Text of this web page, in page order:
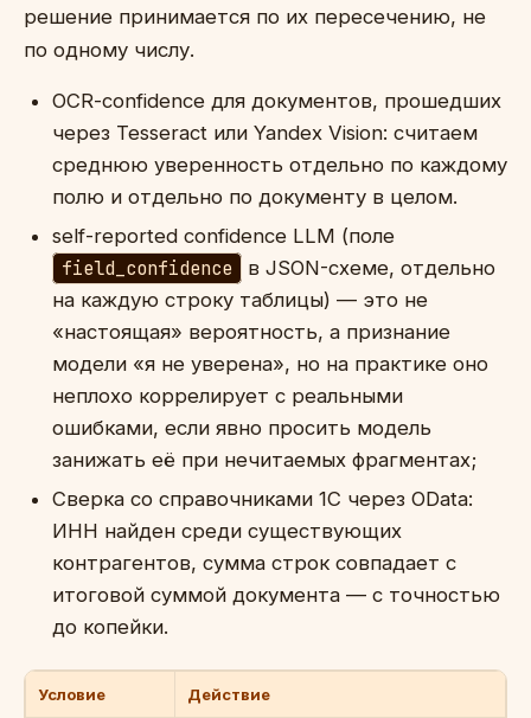
решение принимается по их пересечению, не
по одному числу.
OCR-confidence для документов, прошедших
через Tesseract или Yandex Vision: считаем
среднюю уверенность отдельно по каждому
полю и отдельно по документу в целом.
self-reported confidence LLM (поле
field_confidence
в JSON-схеме, отдельно
на каждую строку таблицы) — это не
«настоящая» вероятность, а признание
модели «я не уверена», но на практике оно
неплохо коррелирует с реальными
ошибками, если явно просить модель
занижать её при нечитаемых фрагментах;
Сверка со справочниками 1С через OData:
ИНН найден среди существующих
контрагентов, сумма строк совпадает с
итоговой суммой документа — с точностью
до копейки.
Условие Действие